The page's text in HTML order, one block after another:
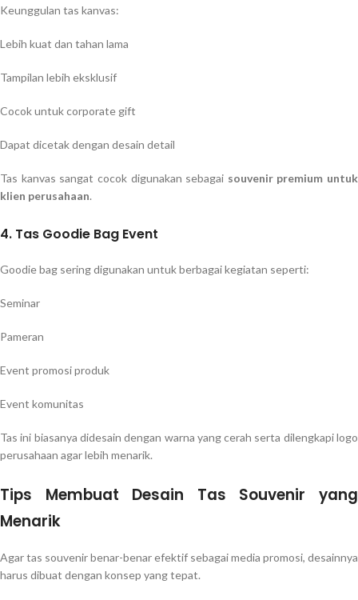
Keunggulan tas kanvas:
Lebih kuat dan tahan lama
Tampilan lebih eksklusif
Cocok untuk corporate gift
Dapat dicetak dengan desain detail
Tas kanvas sangat cocok digunakan sebagai souvenir premium untuk
klien perusahaan.
4. Tas Goodie Bag Event
Goodie bag sering digunakan untuk berbagai kegiatan seperti:
Seminar
Pameran
Event promosi produk
Event komunitas
Tas ini biasanya didesain dengan warna yang cerah serta dilengkapi logo
perusahaan agar lebih menarik.
Tips Membuat Desain Tas Souvenir yang
Menarik
Agar tas souvenir benar-benar efektif sebagai media promosi, desainnya
harus dibuat dengan konsep yang tepat.